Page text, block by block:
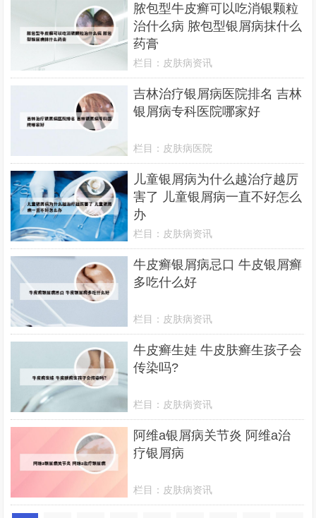
脓包型牛皮癣可以吃消银颗粒
治什么病 脓包型银屑病抹什么
药膏
栏目： 皮肤病资讯
吉林治疗银屑病医院排名 吉林
银屑病专科医院哪家好
栏目： 皮肤病医院
儿童银屑病为什么越治疗越厉
害了 儿童银屑病一直不好怎么
办
栏目： 皮肤病资讯
牛皮癣银屑病忌口 牛皮银屑癣
多吃什么好
栏目： 皮肤病资讯
牛皮癣生娃 牛皮肤癣生孩子会
传染吗?
栏目： 皮肤病资讯
阿维a银屑病关节炎 阿维a治
疗银屑病
栏目： 皮肤病资讯